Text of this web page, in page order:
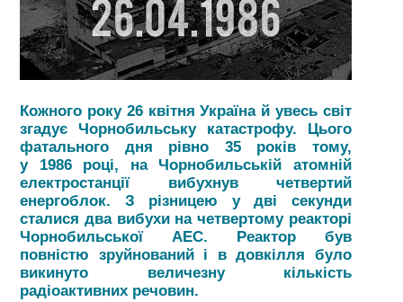
Кожного року 26 квітня Україна й увесь світ
згадує Чорнобильську катастрофу. Цього
фатального дня рівно 35 років тому,
у 1986році, на Чорнобильській атомній
електростанції вибухнув четвертий
енергоблок. З різницею у дві секунди
сталися два вибухи на четвертому реакторі
Чорнобильської АЕС. Реактор був
повністю зруйнований і в довкілля було
викинуто величезну кількість
радіоактивних речовин.